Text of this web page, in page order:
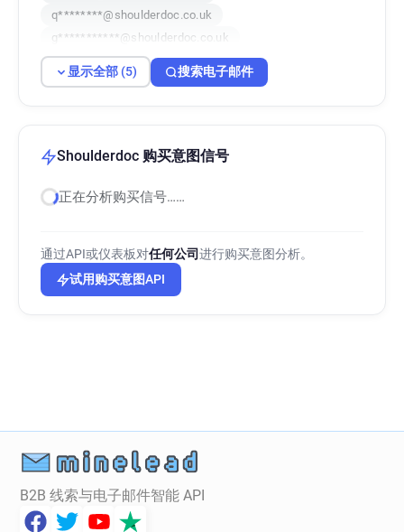
q********@shoulderdoc.co.uk
g***********@shoulderdoc.co.uk
i************@shoulderdoc.co.uk
显示全部 (5) 搜索电子邮件
Shoulderdoc 购买意图信号
正在分析购买信号……
通过API或仪表板对任何公司进行购买意图分析。
试用购买意图API
B2B 线索与电子邮件智能 API